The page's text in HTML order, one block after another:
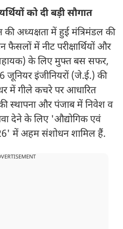
को दी बड़ी सौगात
अध्यक्षता में हुई मंत्रिमंडल की
में नीट परीक्षार्थियों और
के लिए मुफ्त बस सफर,
जूनियर इंजीनियरों (जे.ई.) की
में गीले कचरे पर आधारित
की स्थापना और पंजाब में निवेश व
देने के लिए 'औद्योगिक एवं
में अहम संशोधन शामिल हैं.